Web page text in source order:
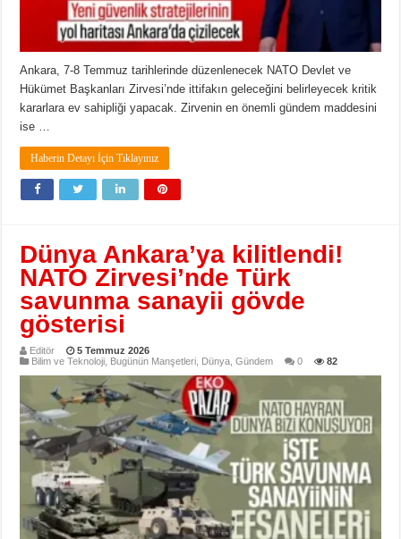
Ankara, 7-8 Temmuz tarihlerinde düzenlenecek NATO Devlet ve
Hükümet Başkanları Zirvesi’nde ittifakın geleceğini belirleyecek kritik
kararlara ev sahipliği yapacak. Zirvenin en önemli gündem maddesini
ise …
Haberin Detayı İçin Tıklayınız
Dünya Ankara’ya kilitlendi!
NATO Zirvesi’nde Türk
savunma sanayii gövde
gösterisi
Editör
5 Temmuz 2026
Bilim ve Teknoloji Bugünün Manşetleri Dünya ,Gündem 0 82